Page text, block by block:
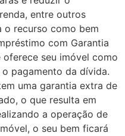
entre outros
o recurso como bem
com Garantia
oferece seu imóvel como
o pagamento da dívida.
uma garantia extra de
o que resulta em
a operação de
o seu bem ficará